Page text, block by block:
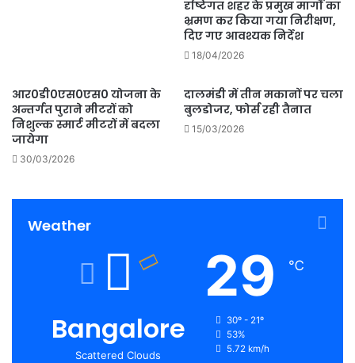
दृष्टिगत शहर के प्रमुख मार्गों का
भ्रमण कर किया गया निरीक्षण,
दिए गए आवश्यक निर्देश
18/04/2026
आर0डी0एस0एस0 योजना के
अन्तर्गत पुराने मीटरों को
निशुल्क स्मार्ट मीटरों में बदला
जायेगा
30/03/2026
दालमंडी में तीन मकानों पर चला
बुलडोजर, फोर्स रही तैनात
15/03/2026
Weather
Bangalore
Scattered Clouds
29 ℃
30º - 21º
53%
5.72 km/h